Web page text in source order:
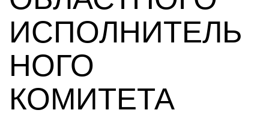
ИСПОЛНИТЕЛЬ
НОГО
КОМИТЕТА